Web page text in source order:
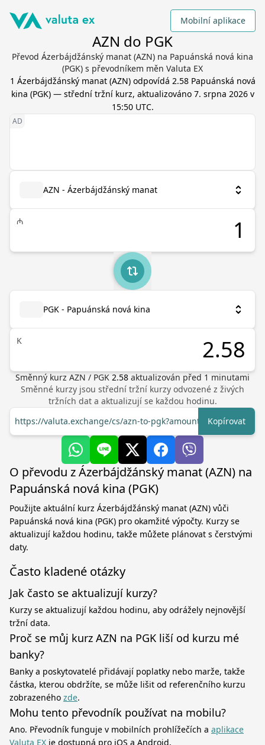
Mobilní aplikace
AZN do PGK
Převod Ázerbájdžánský manat (AZN) na Papuánská nová kina
(PGK) s převodníkem měn Valuta EX
1 Ázerbájdžánský manat(AZN) odpovídá 2.58 Papuánská nová
kina (PGK) — střední tržní kurz, aktualizováno 7. srpna 2026 v
15:50 UTC.
AZN - Ázerbájdžánský manat
₼
PGK - Papuánská nová kina
K
Směnný kurz AZN / PGK 2.58 aktualizován před 1 minutami
Směnné kurzy jsou střední tržní kurzy odvozené z živých
tržních dat a aktualizují se každou hodinu.
https://valuta.exchange/cs/azn-to-pgk?amount=1Kopírovat
O převodu z Ázerbájdžánský manat (AZN) na
Papuánská nová kina (PGK)
Použijte aktuální kurz Ázerbájdžánský manat (AZN) vůči
Papuánská nová kina (PGK) pro okamžité výpočty. Kurzy se
aktualizují každou hodinu, takže můžete plánovat s čerstvými
daty.
Často kladené otázky
Jak často se aktualizují kurzy?
Kurzy se aktualizují každou hodinu, aby odrážely nejnovější
tržní data.
Proč se můj kurz AZN na PGK liší od kurzu mé
banky?
Banky a poskytovatelé přidávají poplatky nebo marže, takže
částka, kterou obdržíte, se může lišit od referenčního kurzu
zobrazeného zde.
Mohu tento převodník používat na mobilu?
Ano. Převodník funguje v mobilních prohlížečích a aplikace
Valuta EX je dostupná pro iOS a Android.